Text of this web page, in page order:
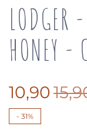
LODGER
HONEY
10,90
- 31%